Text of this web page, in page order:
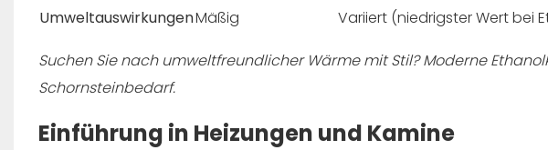
UmweltauswirkungenMäßig Variiert (niedrigster Wert bei
Suchen Sie nach umweltfreundlicher Wärme mit Stil?Moderne
Schornsteinbedarf.
Einführung in Heizungen und Kamine